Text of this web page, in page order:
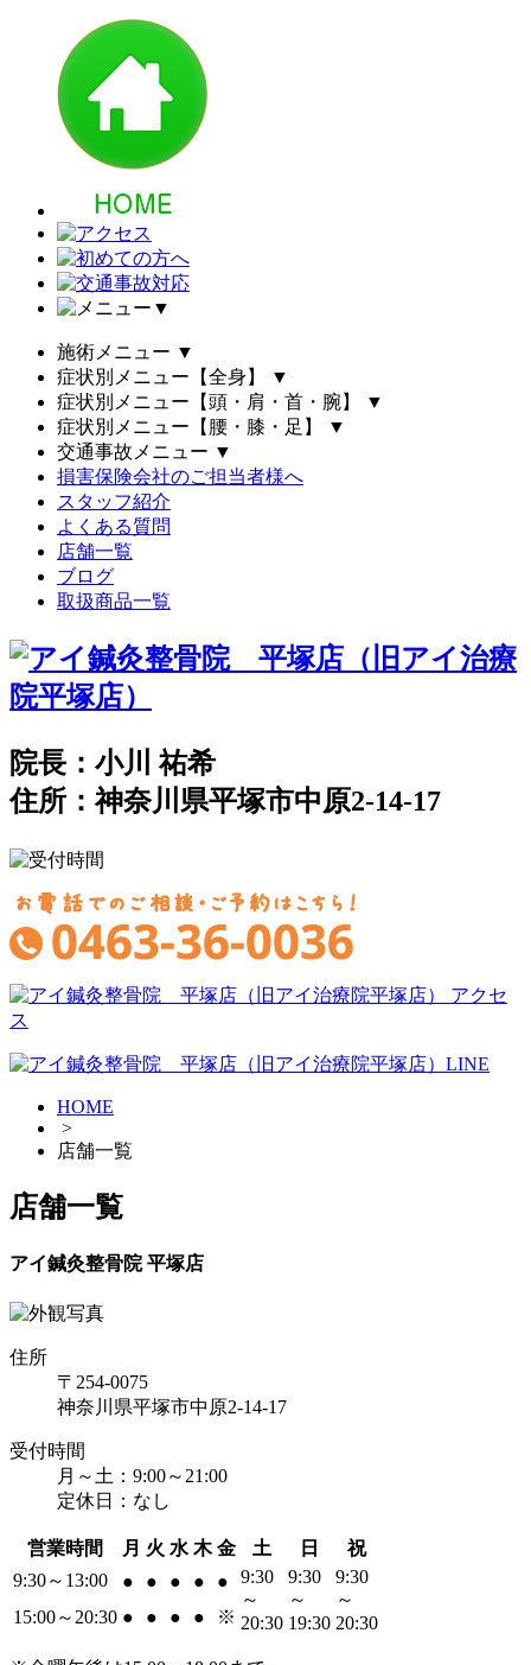
▼
施術メニュー ▼
症状別メニュー【全身】
▼
症状別メニュー【頭・肩・首・腕】
▼
症状別メニュー【腰・膝・足】
▼
交通事故メニュー ▼
損害保険会社のご担当者様へ
スタッフ紹介
よくある質問
店舗一覧
ブログ
取扱商品一覧
院長：小川 祐希
住所：神奈川県平塚市中原2-14-17
HOME
>
店舗一覧
店舗一覧
アイ鍼灸整骨院 平塚店
住所
〒254-0075
神奈川県平塚市中原2-14-17
受付時間
月～土：9:00～21:00
定休日：なし
営業時間 月 火 水 木 金 土 日
祝
9:30～13:00
● ● ● ● ●
9:30
～
20:30
9:30
～
19:30
9:30
～
20:30
15:00～20:30 ● ● ● ● ※